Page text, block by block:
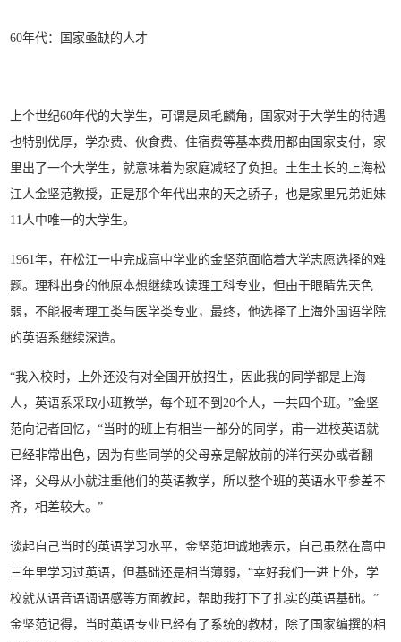
60年代：国家亟缺的人才
上个世纪60年代的大学生，可谓是凤毛麟角，国家对于大学生的待遇
也特别优厚，学杂费、伙食费、住宿费等基本费用都由国家支付，家
里出了一个大学生，就意味着为家庭减轻了负担。土生土长的上海松
江人金坚范教授，正是那个年代出来的天之骄子，也是家里兄弟姐妹
11人中唯一的大学生。
1961年，在松江一中完成高中学业的金坚范面临着大学志愿选择的难
题。理科出身的他原本想继续攻读理工科专业，但由于眼睛先天色
弱，不能报考理工类与医学类专业，最终，他选择了上海外国语学院
的英语系继续深造。
“我入校时，上外还没有对全国开放招生，因此我的同学都是上海
人，英语系采取小班教学，每个班不到20个人，一共四个班。”金坚
范向记者回忆，“当时的班上有相当一部分的同学，甫一进校英语就
已经非常出色，因为有些同学的父母亲是解放前的洋行买办或者翻
译，父母从小就注重他们的英语教学，所以整个班的英语水平参差不
齐，相差较大。”
谈起自己当时的英语学习水平，金坚范坦诚地表示，自己虽然在高中
三年里学习过英语，但基础还是相当薄弱，“幸好我们一进上外，学
校就从语音语调语感等方面教起，帮助我打下了扎实的英语基础。”
金坚范记得，当时英语专业已经有了系统的教材，除了国家编撰的相